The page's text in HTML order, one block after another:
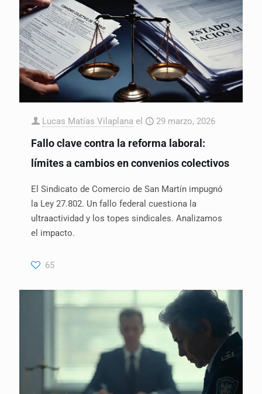
Lucas Matías Vilaplana el 29 marzo, 2026
Fallo clave contra la reforma laboral:
límites a cambios en convenios colectivos
El Sindicato de Comercio de San Martín impugnó
la Ley 27.802. Un fallo federal cuestiona la
ultraactividad y los topes sindicales. Analizamos
el impacto.
65